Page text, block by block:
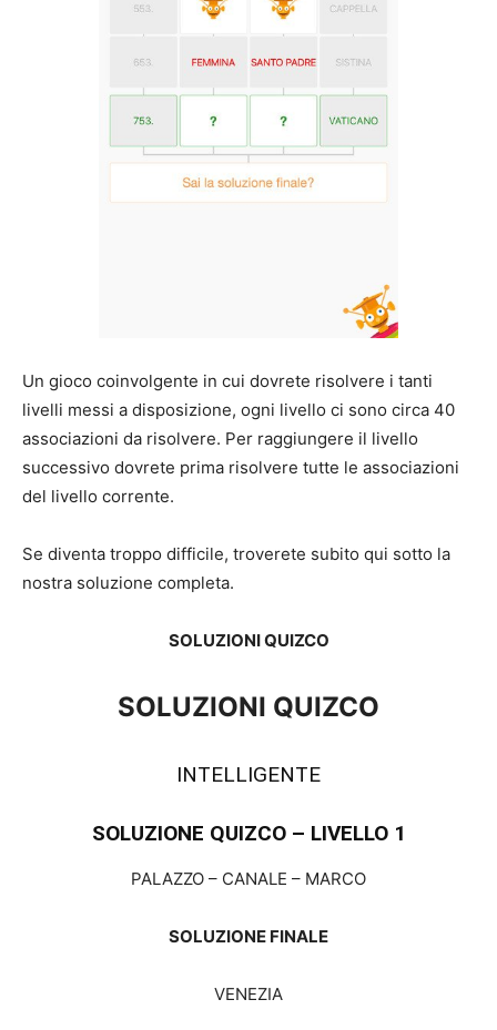
Un gioco coinvolgente in cui dovrete risolvere i tanti
livelli messi a disposizione, ogni livello ci sono circa 40
associazioni da risolvere. Per raggiungere il livello
successivo dovrete prima risolvere tutte le associazioni
del livello corrente.
Se diventa troppo difficile, troverete subito qui sotto la
nostra soluzione completa.
SOLUZIONI QUIZCO
SOLUZIONI QUIZCO
INTELLIGENTE
SOLUZIONE QUIZCO – LIVELLO 1
PALAZZO – CANALE – MARCO
SOLUZIONE FINALE
VENEZIA